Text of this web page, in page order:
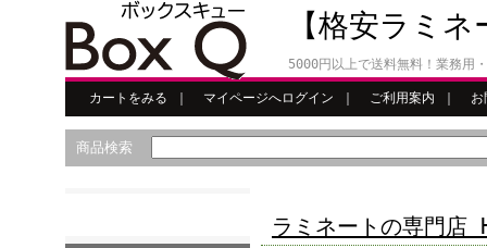
【格安ラミ
5000円以上で送料無料！業務用
カートをみる マイページへログイン ご利用案内 お
商品検索
ラミネートの専門店